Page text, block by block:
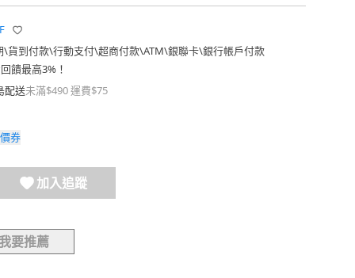
\貨到付款\行動支付\超商付款\ATM\銀聯卡\銀行帳戶付款
饋最高3%！
配送未滿$490 運費$75
券
加入追蹤
我要推薦